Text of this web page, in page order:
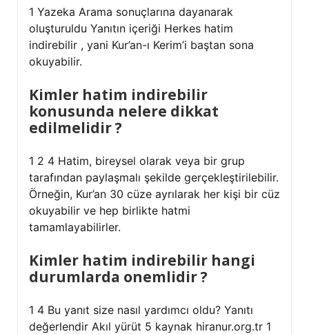
1 Yazeka Arama sonuçlarına dayanarak
oluşturuldu Yanıtın içeriği Herkes hatim
indirebilir , yani Kur’an-ı Kerim’i baştan sona
okuyabilir.
Kimler hatim indirebilir
konusunda nelere dikkat
edilmelidir ?
1 2 4 Hatim, bireysel olarak veya bir grup
tarafından paylaşmalı şekilde gerçekleştirilebilir.
Örneğin, Kur’an 30 cüze ayrılarak her kişi bir cüz
okuyabilir ve hep birlikte hatmi
tamamlayabilirler.
Kimler hatim indirebilir hangi
durumlarda onemlidir ?
1 4 Bu yanıt size nasıl yardımcı oldu? Yanıtı
değerlendir Akıl yürüt 5 kaynak hiranur.org.tr 1